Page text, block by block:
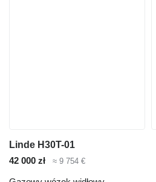
Linde H30T-01
42 000 zł
≈ 9 754 €